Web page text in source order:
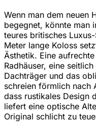
Wenn man dem neuen
begegnet, könnte man
teures britisches
Meter lange Koloss
Ästhetik. Eine
Radhäuser, eine
Dachträger und das
schreien förmlich nach
dass rustikales Design
liefert eine optische
Original schlicht zu